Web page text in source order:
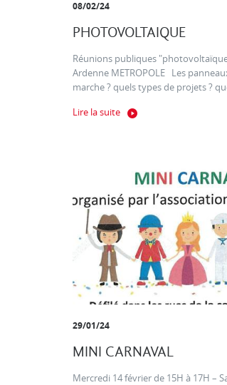
08/02/24
PHOTOVOLTAIQUE
Réunions publiques
Ardenne METROPOLE Les
marche ? quels types de projets ?
Lire la suite
29/01/24
MINI CARNAVAL
Mercredi 14 février de 15H à 17H –